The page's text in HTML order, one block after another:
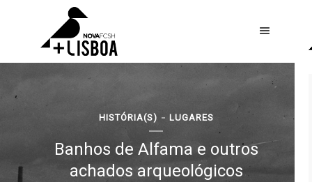
HISTÓRIA(S) LUGARES
Banhos de Alfama e outros
achados arqueológicos